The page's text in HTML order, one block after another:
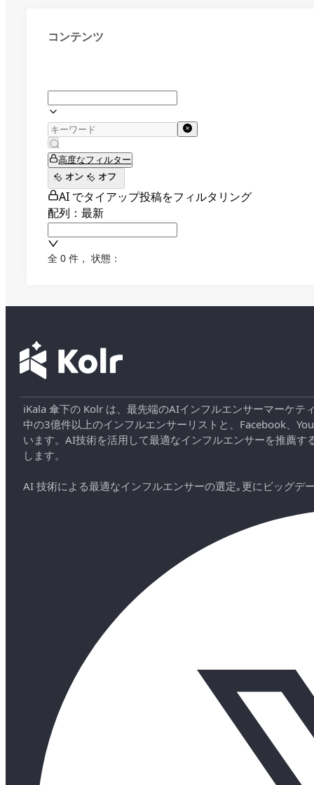
コンテンツ
高度なフィルター
オン
オフ
AI でタイアップ投稿をフィルタリング
配列：最新
全 0 件 ， 状態：
iKala 傘下の Kolr は、最先端のAIインフルエンサーマーケ
中の3億件以上のインフルエンサーリストと、Facebook、
います。AI技術を活用して最適なインフルエンサーを推薦
します。
AI 技術による最適なインフルエンサーの選定｡更にビッグデ